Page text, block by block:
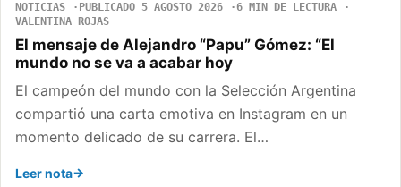
NOTICIAS PUBLICADO 5 AGOSTO 2026
6 MIN DE LECTURA
VALENTINA ROJAS
El mensaje de Alejandro “Papu” Gómez: “El
mundo no se va a acabar hoy
El campeón del mundo con la Selección Argentina
compartió una carta emotiva en Instagram en un
momento delicado de su carrera. El…
Leer nota